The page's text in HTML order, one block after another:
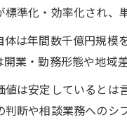
準化・効率化され、
は年間数千億円規
業・勤務形態や地域
は安定していると
断や相談業務へのシ